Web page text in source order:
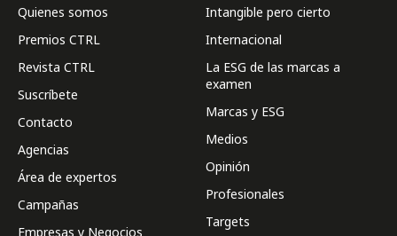
Quienes somos
Premios CTRL
Revista CTRL
Suscríbete
Contacto
Agencias
Área de expertos
Campañas
Empresas y Negocios
Intangible pero cierto
Internacional
La ESG de las marcas a
examen
Marcas y ESG
Medios
Opinión
Profesionales
Targets